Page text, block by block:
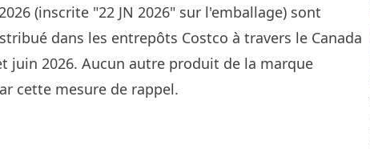
(inscrite "22 JN 2026" sur l'emballage) sont
dans les entrepôts Costco à travers le Canada
juin 2026. Aucun autre produit de la marque
cette mesure de rappel.